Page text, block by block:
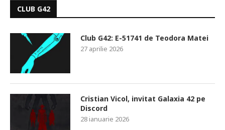
CLUB G42
Club G42: E-51741 de Teodora Matei
27 aprilie 2026
Cristian Vicol, invitat Galaxia 42 pe
Discord
28 ianuarie 2026